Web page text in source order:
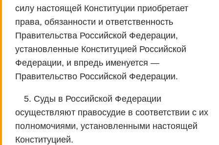
силу настоящей Конституции приобретает
права, обязанности и ответственность
Правительства Российской Федерации,
установленные Конституцией Российской
Федерации, и впредь именуется —
Правительство Российской Федерации.
5. Суды в Российской Федерации
осуществляют правосудие в соответствии с их
полномочиями, установленными настоящей
Конституцией.